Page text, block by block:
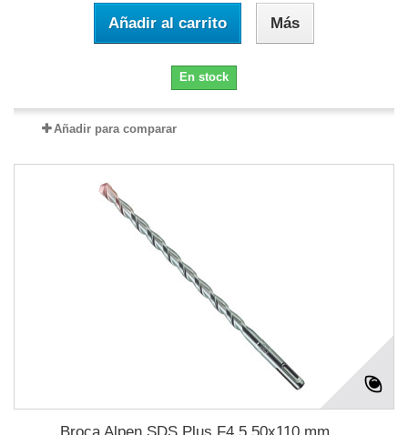
Añadir al carrito Más
En stock
Añadir para comparar